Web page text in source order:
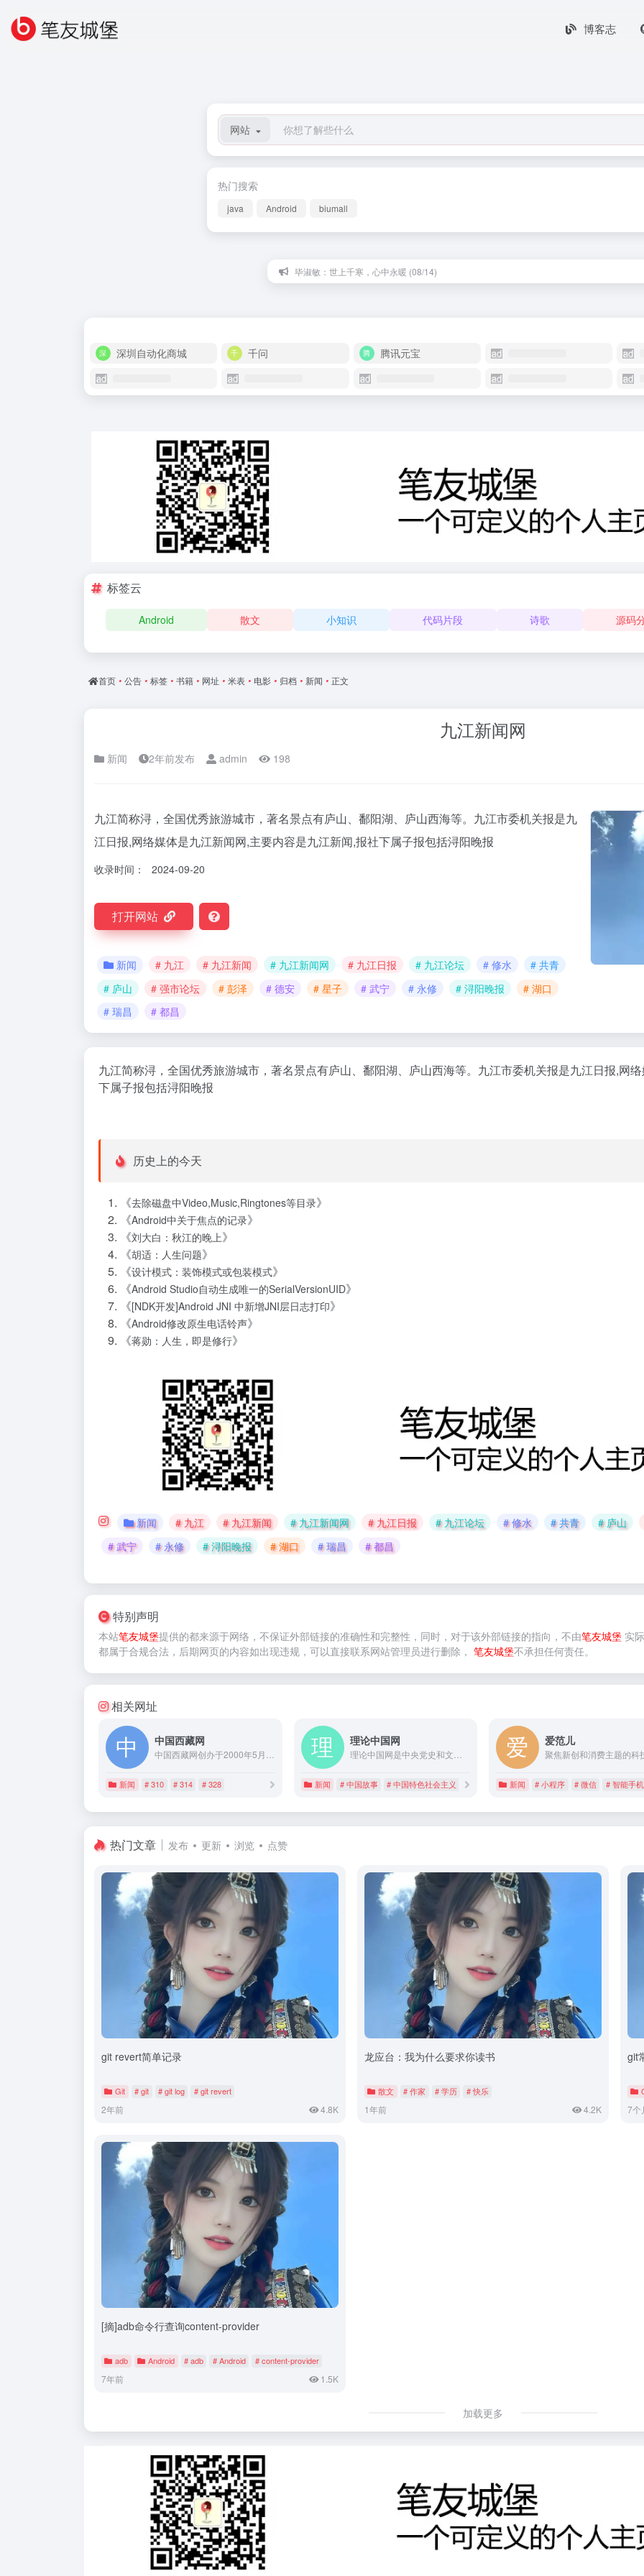
博客志
网站
热门搜索
java Android biumall
毕淑敏：世上千寒，心中永暖 (08/14)
深圳自动化商城 千问 腾讯元宝
标签云
Android 散文 小知识 代码片段 诗歌 源码
首页 • 公告 • 标签 • 书籍 • 网址 • 米表 • 电影 • 归档 • 新闻 • 正文
九江新闻网
新闻 2年前发布 admin 198
九江简称浔，全国优秀旅游城市，著名景点有庐山、鄱阳湖、庐山西海等。九江市委机关报是九
江日报,网络媒体是九江新闻网,主要内容是九江新闻,报社下属子报包括浔阳晚报
收录时间： 2024-09-20
打开网站
新闻 # 九江 # 九江新闻 # 九江新闻网 # 九江日报 # 九江论坛 # 修水
# 共青
# 庐山
# 强市论坛 # 彭泽 # 德安 # 星子 # 武宁 # 永修 # 浔阳晚报
# 湖口
# 瑞昌
# 都昌
九江简称浔，全国优秀旅游城市，著名景点有庐山、鄱阳湖、庐山西海等。九江市委机关报是九江日报,网
下属子报包括浔阳晚报
历史上的今天
《去除磁盘中Video,Music,Ringtones等目录》
《Android中关于焦点的记录》
《刘大白：秋江的晚上》
《胡适：人生问题》
《设计模式：装饰模式或包装模式》
《Android Studio自动生成唯一的SerialVersionUID》
《[NDK开发]Android JNI 中新增JNI层日志打印》
《Android修改原生电话铃声》
《蒋勋：人生，即是修行》
新闻 # 九江 # 九江新闻 # 九江新闻网 # 九江日报 # 九江论坛 # 修水 # 共青
# 庐山
# 武宁
# 永修 # 浔阳晚报 # 湖口 # 瑞昌 # 都昌
特别声明
本站笔友城堡提供的都来源于网络，不保证外部链接的准确性和完整性，同时，对于该外部链接的指向，不由笔友城堡 实
都属于合规合法，后期网页的内容如出现违规，可以直接联系网站管理员进行删除， 笔友城堡不承担任何责任。
相关网址
中国西藏网
新闻 # 310 # 314 # 328
理论中国网
新闻 # 中国故事 # 中国特色社会主义 # 中国话语体系
爱范儿
新闻 # 小程序 # 微信 # 智能手机
热门文章 发布 更新 浏览 点赞
git revert简单记录
Git # git # git log # git revert
2年前 4.8K
龙应台：我为什么要求你读书
散文 # 作家 # 学历 # 快乐
1年前 4.2K
git
7个
[摘]adb命令行查询content-provider
adb Android # adb # Android # content-provider
7年前 1.5K
加载更多